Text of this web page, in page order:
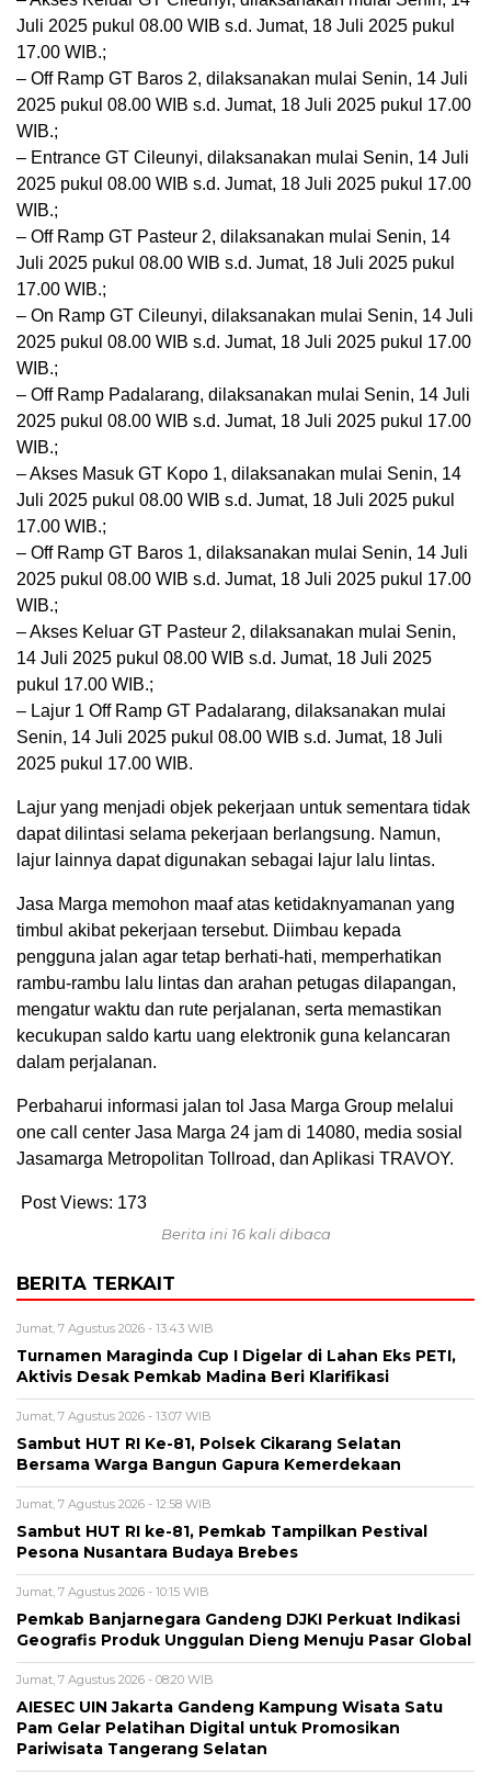
Juli 2025 pukul 08.00 WIB s.d. Jumat, 18 Juli 2025 pukul
17.00 WIB.;
– Off Ramp GT Baros 2, dilaksanakan mulai Senin, 14 Juli
2025 pukul 08.00 WIB s.d. Jumat, 18 Juli 2025 pukul 17.00
WIB.;
– Entrance GT Cileunyi, dilaksanakan mulai Senin, 14 Juli
2025 pukul 08.00 WIB s.d. Jumat, 18 Juli 2025 pukul 17.00
WIB.;
– Off Ramp GT Pasteur 2, dilaksanakan mulai Senin, 14
Juli 2025 pukul 08.00 WIB s.d. Jumat, 18 Juli 2025 pukul
17.00 WIB.;
– On Ramp GT Cileunyi, dilaksanakan mulai Senin, 14 Juli
2025 pukul 08.00 WIB s.d. Jumat, 18 Juli 2025 pukul 17.00
WIB.;
– Off Ramp Padalarang, dilaksanakan mulai Senin, 14 Juli
2025 pukul 08.00 WIB s.d. Jumat, 18 Juli 2025 pukul 17.00
WIB.;
– Akses Masuk GT Kopo 1, dilaksanakan mulai Senin, 14
Juli 2025 pukul 08.00 WIB s.d. Jumat, 18 Juli 2025 pukul
17.00 WIB.;
– Off Ramp GT Baros 1, dilaksanakan mulai Senin, 14 Juli
2025 pukul 08.00 WIB s.d. Jumat, 18 Juli 2025 pukul 17.00
WIB.;
– Akses Keluar GT Pasteur 2, dilaksanakan mulai Senin,
14 Juli 2025 pukul 08.00 WIB s.d. Jumat, 18 Juli 2025
pukul 17.00 WIB.;
– Lajur 1 Off Ramp GT Padalarang, dilaksanakan mulai
Senin, 14 Juli 2025 pukul 08.00 WIB s.d. Jumat, 18 Juli
2025 pukul 17.00 WIB.
Lajur yang menjadi objek pekerjaan untuk sementara tidak
dapat dilintasi selama pekerjaan berlangsung. Namun,
lajur lainnya dapat digunakan sebagai lajur lalu lintas.
Jasa Marga memohon maaf atas ketidaknyamanan yang
timbul akibat pekerjaan tersebut. Diimbau kepada
pengguna jalan agar tetap berhati-hati, memperhatikan
rambu-rambu lalu lintas dan arahan petugas dilapangan,
mengatur waktu dan rute perjalanan, serta memastikan
kecukupan saldo kartu uang elektronik guna kelancaran
dalam perjalanan.
Perbaharui informasi jalan tol Jasa Marga Group melalui
one call center Jasa Marga 24 jam di 14080, media sosial
Jasamarga Metropolitan Tollroad, dan Aplikasi TRAVOY.
Post Views: 173
Berita ini 16 kali dibaca
BERITA TERKAIT
Jumat, 7 Agustus 2026 - 13:43 WIB
Turnamen Maraginda Cup I Digelar di Lahan Eks PETI,
Aktivis Desak Pemkab Madina Beri Klarifikasi
Jumat, 7 Agustus 2026 - 13:07 WIB
Sambut HUT RI Ke-81, Polsek Cikarang Selatan
Bersama Warga Bangun Gapura Kemerdekaan
Jumat, 7 Agustus 2026 - 12:58 WIB
Sambut HUT RI ke-81, Pemkab Tampilkan Pestival
Pesona Nusantara Budaya Brebes
Jumat, 7 Agustus 2026 - 10:15 WIB
Pemkab Banjarnegara Gandeng DJKI Perkuat Indikasi
Geografis Produk Unggulan Dieng Menuju Pasar Global
Jumat, 7 Agustus 2026 - 08:20 WIB
AIESEC UIN Jakarta Gandeng Kampung Wisata Satu
Pam Gelar Pelatihan Digital untuk Promosikan
Pariwisata Tangerang Selatan